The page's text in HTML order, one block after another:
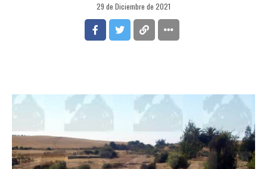
29 de Diciembre de 2021